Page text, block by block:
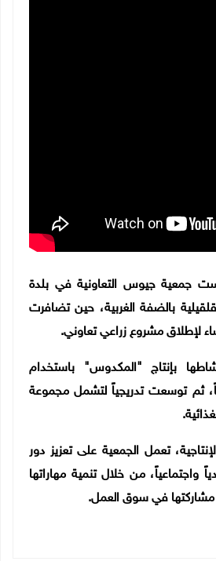
2019 تأسست جمعية جيوس التعاونية في بلدة
بالضفة الغربية، حين تضافرت
لإطلاق مشروع زراعي تعاوني.
بإنتاج "المكدوس" باستخدام
ثم توسعت تدريجياً لتشمل مجموعة
تعمل الجمعية على تعزيز دور
واجتماعياً، من خلال تنمية مهاراتها
مشاركتها في سوق العمل.